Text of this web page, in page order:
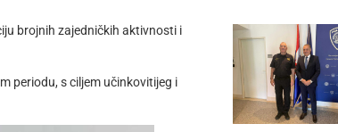
brojnih zajedničkih aktivnosti i
periodu, s ciljem učinkovitijeg i